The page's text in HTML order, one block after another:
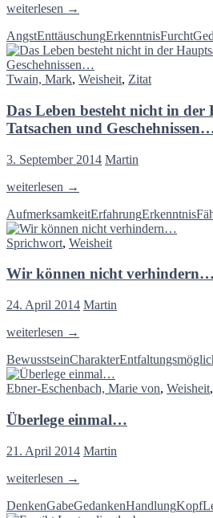
Eine
Unterdrückung…
weiterlesen →
AngstEnttäuschungErkenntnisFurcht
Twain, Mark, Weisheit, Zitat
Das Leben besteht nicht in der
Tatsachen und
3. September 2014 Martin
Das
besteht
nicht
in
Hauptsache
Tatsachen
Geschehnissen…
weiterlesen →
AufmerksamkeitErfahrungErkenntnis
Sprichwort, Weisheit
Wir können nicht verhindern…
24. April 2014 Martin
Wir
nicht
verhindern…
weiterlesen →
BewusstseinCharakter
Ebner-Eschenbach, Marie von, Weisheit,
Überlege einmal…
21. April 2014 Martin
Überlege
weiterlesen →
DenkenGabeGedankenHandlungKopf